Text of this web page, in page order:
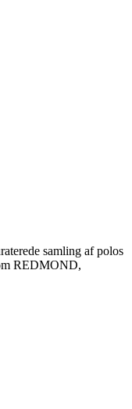
samling af polos
REDMOND,